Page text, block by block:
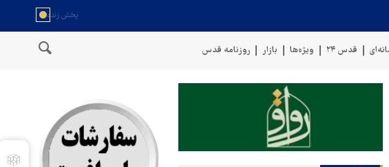
قدس ۲۴ ویژه‌ها بازار روزنامه قدس
دریایی در سواحل عمان